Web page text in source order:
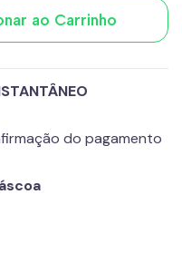
ao Carrinho
do pagamento